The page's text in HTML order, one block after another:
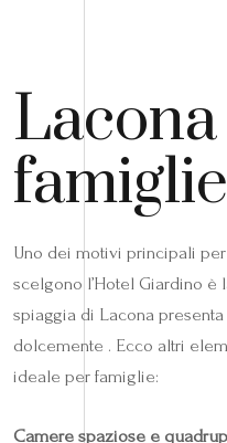
famiglie
Uno dei motivi principali
scelgono l’Hotel Giardino è
spiaggia di Lacona
dolcemente . Ecco altri
ideale per famiglie:
Camere spaziose e